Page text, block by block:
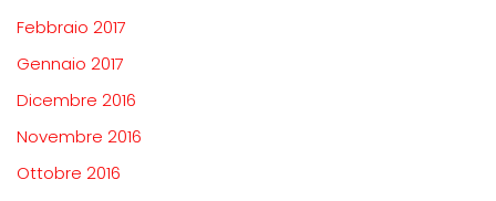
Febbraio 2017
Gennaio 2017
Dicembre 2016
Novembre 2016
Ottobre 2016